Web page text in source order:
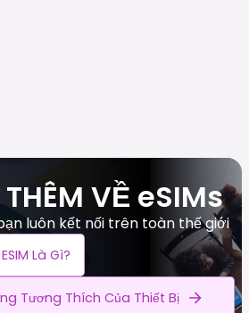
VỀ eSIMs
luôn kết nối trên toàn thế giới
ESIM Là Gì?
Tương Thích Của Thiết Bị